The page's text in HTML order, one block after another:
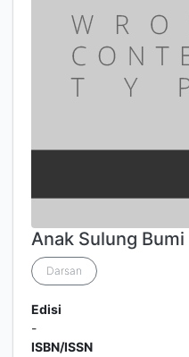
Anak Sulung Bumi
Darsan
Edisi
-
ISBN/ISSN